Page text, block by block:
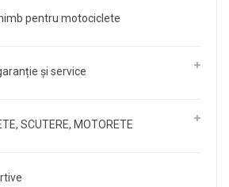
pentru motociclete
și service
SCUTERE, MOTORETE